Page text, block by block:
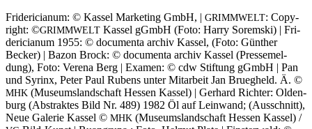
Fri­de­ri­cia­num: © Kas­sel Mar­ke­ting GmbH, | GRIMMWELT: Copy­
right: ©GRIMMWELT Kas­sel gGmbH (Foto: Har­ry Sorem­ski) | Fri­
de­ri­cia­num 1955: © docu­men­ta archiv Kas­sel, (Foto: Gün­ther
Becker) | Bazon Brock: © docu­men­ta archiv Kas­sel (Pres­se­mel­
dung), Foto: Vere­na Berg | Examen: © cdw Stif­tung gGmbH | Pan
und Syrinx, Peter Paul Rubens unter Mit­ar­beit Jan Brueg­held. Ä. ©
MHK (Muse­ums­land­schaft Hes­sen Kas­sel) | Ger­hard Rich­ter: Olden­
burg (Abs­trak­tes Bild Nr. 489) 1982 Öl auf Lein­wand; (Aus­schnitt),
Neue Gale­rie Kas­sel © MHK (Muse­ums­land­schaft Hes­sen Kas­sel) /